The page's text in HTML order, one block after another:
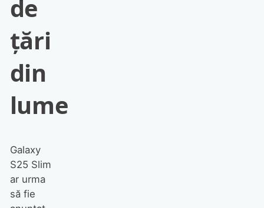
de
țări
din
lume
Galaxy
S25 Slim
ar urma
să fie